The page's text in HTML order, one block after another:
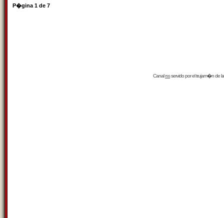
P�gina 1 de 7
Canalrssservido por eltrujam�nde